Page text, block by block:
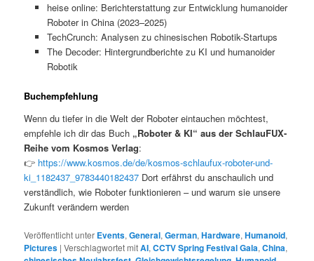
heise online: Berichterstattung zur Entwicklung humanoider
Roboter in China (2023–2025)
TechCrunch: Analysen zu chinesischen Robotik-Startups
The Decoder: Hintergrundberichte zu KI und humanoider
Robotik
Buchempfehlung
Wenn du tiefer in die Welt der Roboter eintauchen möchtest,
empfehle ich dir das Buch „Roboter & KI“ aus der SchlauFUX-
Reihe vom Kosmos Verlag:
👉 https://www.kosmos.de/de/kosmos-schlaufux-roboter-und-
ki_1182437_9783440182437 Dort erfährst du anschaulich und
verständlich, wie Roboter funktionieren – und warum sie unsere
Zukunft verändern werden
Veröffentlicht unter Events,General,German,Hardware,Humanoid,
Pictures |Verschlagwortet mitAI,CCTV Spring Festival Gala,China,